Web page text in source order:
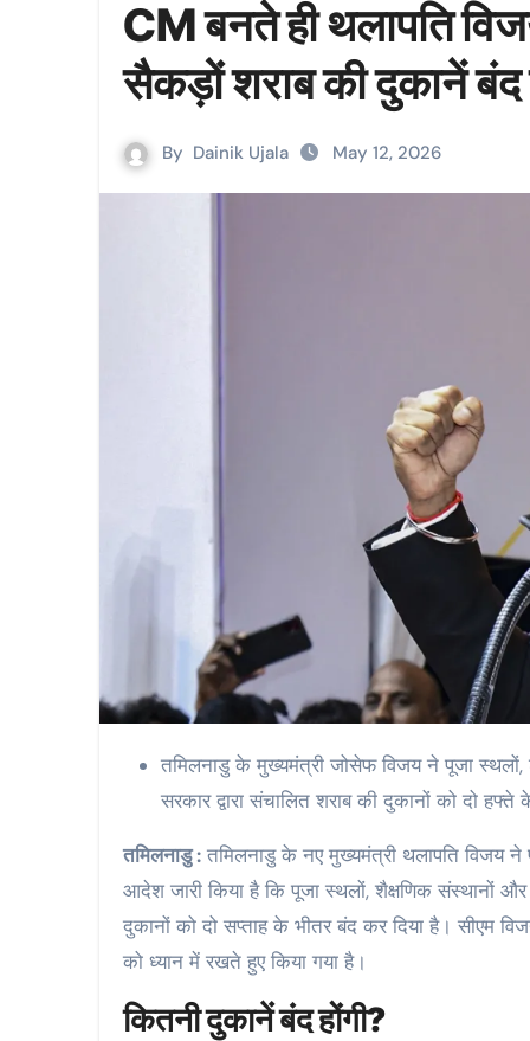
CM बनते ही थलापति
सैकड़ों शराब की दुकानें
By Dainik Ujala May 12, 2026
तमिलनाडु के मुख्यमंत्री जोसेफ विजय ने पूजा
सरकार द्वारा संचालित शराब की दुकानों को दो
तमिलनाडु : तमिलनाडु के नए मुख्यमंत्री थलापति
आदेश जारी किया है कि पूजा स्थलों, शैक्षणिक संस्थानों
दुकानों को दो सप्ताह के भीतर बंद कर दिया है। सीएम
को ध्यान में रखते हुए किया गया है।
कितनी दुकानें बंद होंगी?